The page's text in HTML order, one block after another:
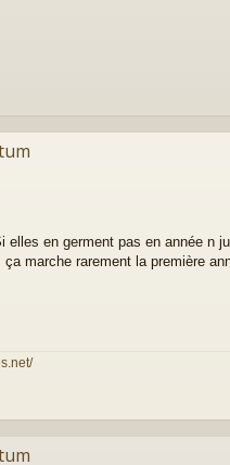
en germent pas en année n
marche rarement la première